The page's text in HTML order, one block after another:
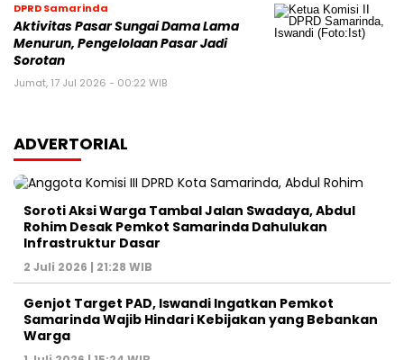
DPRD Samarinda
Aktivitas Pasar Sungai Dama Lama
Menurun, Pengelolaan Pasar Jadi
Sorotan
Jumat, 17 Jul 2026 - 00:22 WIB
ADVERTORIAL
Soroti Aksi Warga Tambal Jalan Swadaya, Abdul
Rohim Desak Pemkot Samarinda Dahulukan
Infrastruktur Dasar
2 Juli 2026 | 21:28 WIB
Genjot Target PAD, Iswandi Ingatkan Pemkot
Samarinda Wajib Hindari Kebijakan yang Bebankan
Warga